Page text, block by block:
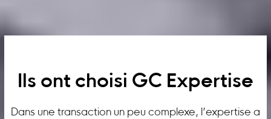
Ils ont choisi GC Expertise
Dans une transaction un peu complexe, l’expertise a